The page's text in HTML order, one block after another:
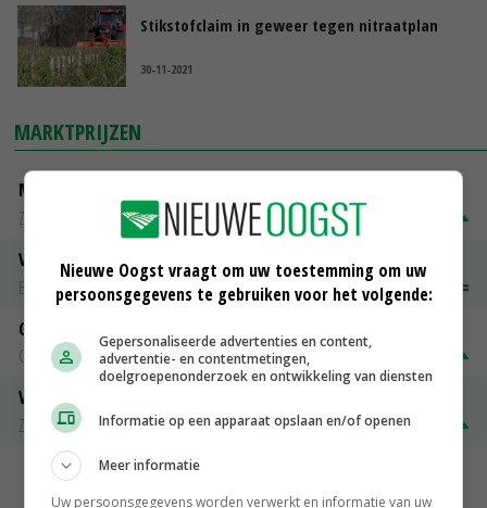
Stikstofclaim in geweer tegen nitraatplan
30-11-2021
MARKTPRIJZEN
Magere melkpoeder
Zuivel NL
€ 269,00
Vleeskuikens 2001-2600 gr
Barneveld
€ 1,09~ € 1,11
Gerst
Groningen
€ 197,00
Volle melkpoeder
Zuivel NL
€ 345,00 € 20,00
MEER MARKTPRIJZEN
Nieuwe Oogst vraagt om uw toestemming om uw
persoonsgegevens te gebruiken voor het volgende:
Gepersonaliseerde advertenties en content,
advertentie- en contentmetingen,
doelgroepenonderzoek en ontwikkeling van diensten
Informatie op een apparaat opslaan en/of openen
Meer informatie
Uw persoonsgegevens worden verwerkt en informatie van uw